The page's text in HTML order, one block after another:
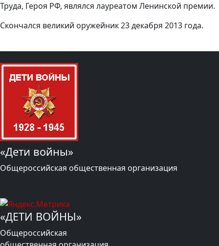
Труда, Героя РФ, являлся лауреатом Ленинской премии.
Скончался великий оружейник 23 декабря 2013 года.
«Дети войны»
Общероссийская общественная организация
«ДЕТИ ВОЙНЫ»
Общероссийская